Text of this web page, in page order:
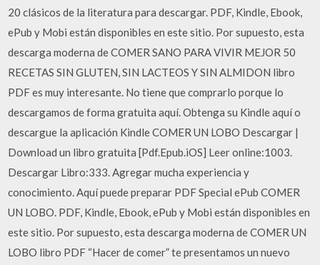
20 clásicos de la literatura para descargar. PDF, Kindle, Ebook,
ePub y Mobi están disponibles en este sitio. Por supuesto, esta
descarga moderna de COMER SANO PARA VIVIR MEJOR 50
RECETAS SIN GLUTEN, SIN LACTEOS Y SIN ALMIDON libro
PDF es muy interesante. No tiene que comprarlo porque lo
descargamos de forma gratuita aquí. Obtenga su Kindle aquí o
descargue la aplicación Kindle COMER UN LOBO Descargar |
Download un libro gratuita [Pdf.Epub.iOS] Leer online:1003.
Descargar Libro:333. Agregar mucha experiencia y
conocimiento. Aquí puede preparar PDF Special ePub COMER
UN LOBO. PDF, Kindle, Ebook, ePub y Mobi están disponibles en
este sitio. Por supuesto, esta descarga moderna de COMER UN
LOBO libro PDF “Hacer de comer” te presentamos un nuevo